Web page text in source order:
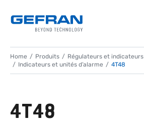
Home Produits
Régulateurs et indicateurs
Indicateurs et unités d’alarme
4T48
4T48